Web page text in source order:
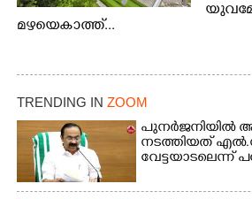
മഴയെകാത്ത്...
TRENDING IN ZOOM
പുനർജനിയിൽ
നടത്തിയത്
വേട്ടയാടലെന്ന്